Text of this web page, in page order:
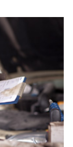
No hay
comentarios